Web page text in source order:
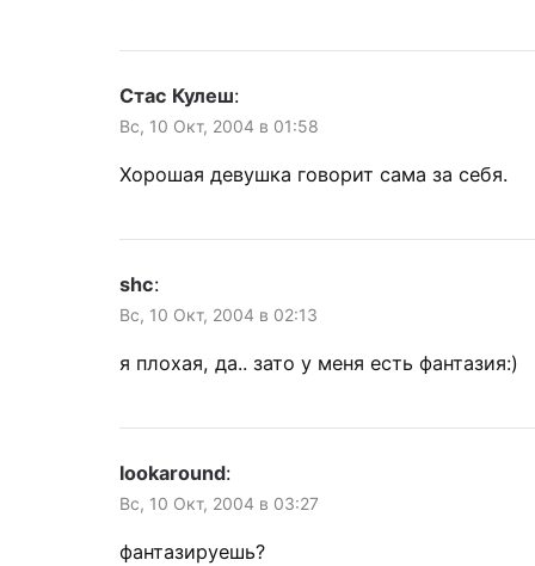
Стас Кулеш:
Вс, 10 Окт, 2004 в 01:58
Хорошая девушка говорит сама за себя.
shc:
Вс, 10 Окт, 2004 в 02:13
я плохая, да.. зато у меня есть фантазия:)
lookaround:
Вс, 10 Окт, 2004 в 03:27
фантазируешь?